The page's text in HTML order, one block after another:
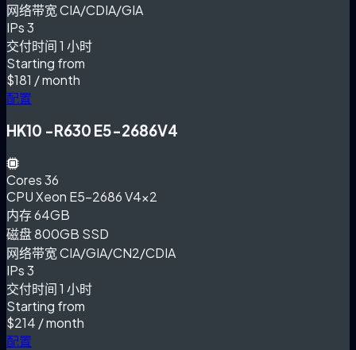
网络带宽CIA/CDIA/GIA
IPs3
交付时间1 小时
Starting from
$181 / month
配置
HK10 -R630 E5-2686V4
Cores36
CPUXeon E5-2686 V4×2
内存64GB
磁盘800GB SSD
网络带宽CIA/GIA/CN2/CDIA
IPs3
交付时间1 小时
Starting from
$214 / month
配置